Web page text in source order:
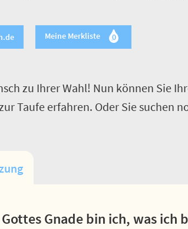
Meine Merkliste 0
zu Ihrer Wahl! Nun können Sie
Taufe erfahren. Oder Sie suchen
Gnade bin ich, was ich